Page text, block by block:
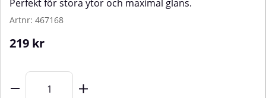
Perfekt för stora ytor och maximal glans.
Artnr: 467168
219 kr